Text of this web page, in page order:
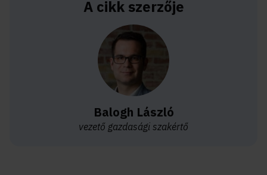
A cikk szerzője
Balogh László
vezető gazdasági szakértő